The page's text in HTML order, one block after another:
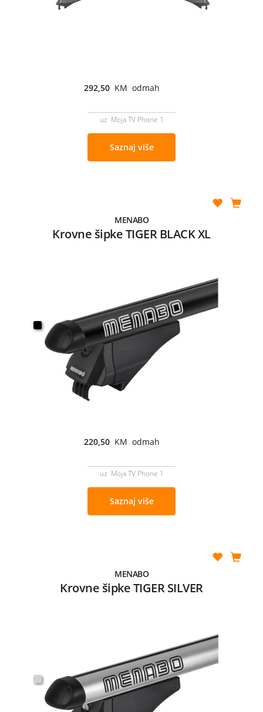
292,50 KM odmah
uz Moja TV Phone 1
Saznaj više
MENABO
Krovne šipke TIGER BLACK XL
220,50 KM odmah
uz Moja TV Phone 1
Saznaj više
MENABO
Krovne šipke TIGER SILVER